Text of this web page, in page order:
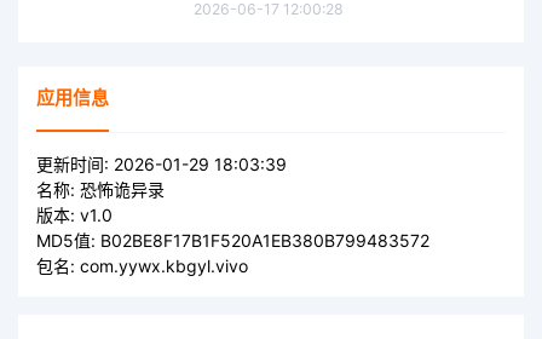
2026-06-17 12:00:28
应用信息
更新时间: 2026-01-29 18:03:39
名称: 恐怖诡异录
版本: v1.0
MD5值: B02BE8F17B1F520A1EB380B799483572
包名: com.yywx.kbgyl.vivo